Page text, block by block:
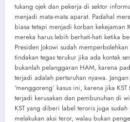
tukang ojek dan pekerja di sektor
menjadi mata-mata aparat. Padahal
biasa tetapi menjadi korban kekejaman
mereka harus lebih berhati-hati ketika
Presiden Jokowi sudah
tindakan tegas terukur jika ada kontak
bukanlah pelanggaran HAM, karena
terjadi adalah pertaruhan nyawa.
‘menggoreng’ kasus ini, karena jika
terjadi kerusakan dan pembunuhan di
KST yang diberi label teroris juga sudah
melakukan aksi teror, walau bukan